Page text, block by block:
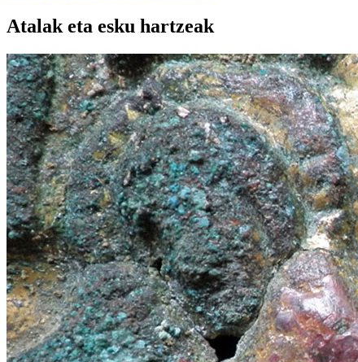
Atalak eta esku hartzeak